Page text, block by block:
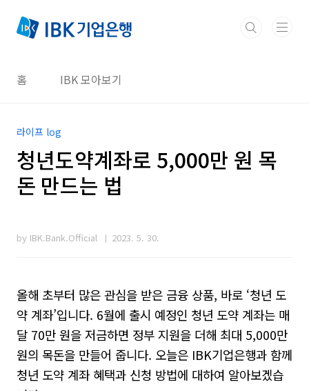
홈 IBK 모아보기
라이프 log
청년도약계좌로 5,000만 원 목
돈 만드는 법
by IBK.Bank.Official 2023. 5. 30.
올해 초부터 많은 관심을 받은 금융 상품, 바로 ‘청년 도
약 계좌’입니다. 6월에 출시 예정인 청년 도약 계좌는 매
달 70만 원을 저금하면 정부 지원을 더해 최대 5,000만
원의 목돈을 만들어 줍니다. 오늘은 IBK기업은행과 함께
청년 도약 계좌 혜택과 신청 방법에 대하여 알아보겠습